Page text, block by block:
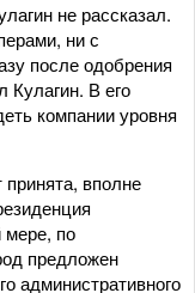
не рассказал.
ни с
после одобрения
Кулагин. В его
компании уровня
вполне
мере, по
предложен
административного